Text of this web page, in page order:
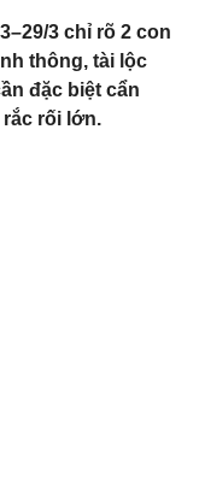
3 chỉ rõ 2 con
thông, tài lộc
đặc biệt cẩn
rối lớn.